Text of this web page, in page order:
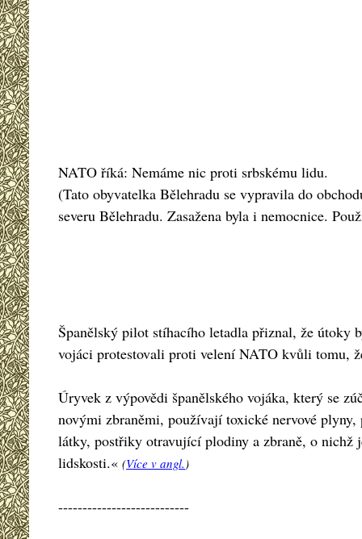
NATO říká: Nemáme nic proti srbskému lidu.
(Tato obyvatelka Bělehradu se vypravila do
severu Bělehradu. Zasažena byla i nemocnice.
Španělský pilot stíhacího letadla přiznal, že útoky
vojáci protestovali proti velení NATO kvůli tomu,
Úryvek z výpovědi španělského vojáka, který se
novými zbraněmi, používají toxické nervové
látky, postřiky otravující plodiny a zbraně, o nichž
lidskosti.« (Více v angl. )
---------------------------